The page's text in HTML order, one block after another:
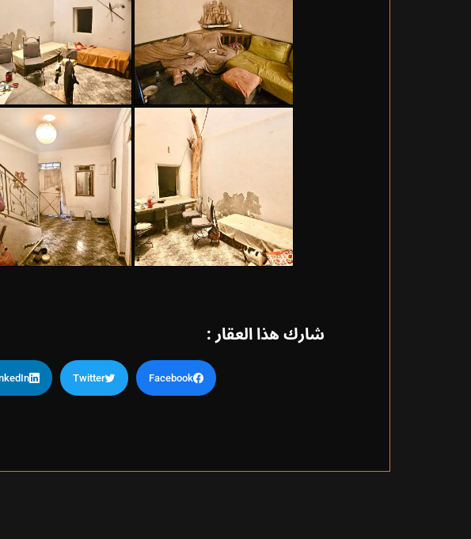
شارك هذا العقار :
Facebook
Twitter